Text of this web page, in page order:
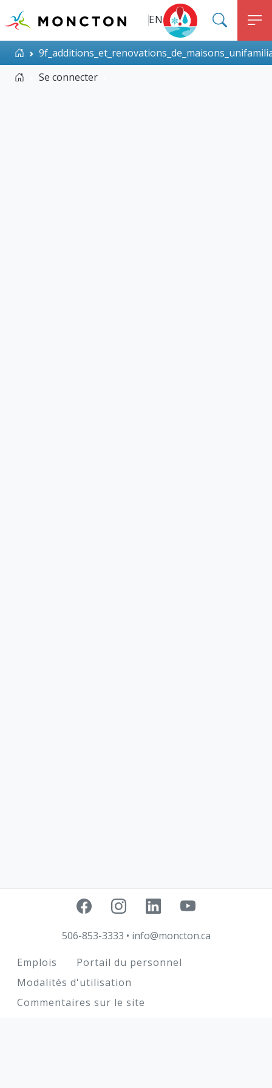
Top Menu
EN
ALERT MONCTON
Accueil
Accueil
Se connecter
506-853-3333 • info@moncton.ca
Footer
Emplois
Portail du personnel
Modalités d'utilisation
Commentaires sur le site